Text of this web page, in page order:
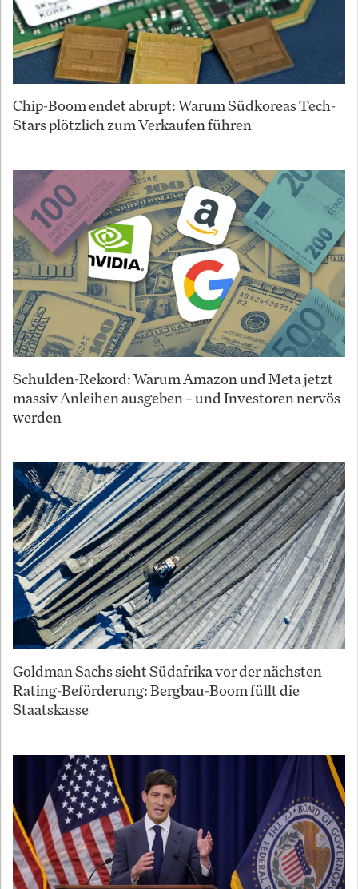
Chip-Boom endet abrupt: Warum Südkoreas Tech-
Stars plötzlich zum Verkaufen führen
Schulden-Rekord: Warum Amazon und Meta jetzt
massiv Anleihen ausgeben – und Investoren nervös
werden
Goldman Sachs sieht Südafrika vor der nächsten
Rating-Beförderung: Bergbau-Boom füllt die
Staatskasse